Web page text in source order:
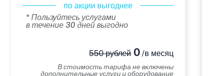
по акции выгоднее
* Пользуйтесь услугами
в течение 30 дней выгодно
550 рублей0 /в месяц
В стоимость тарифа не включены
дополнительные услуги и оборудование